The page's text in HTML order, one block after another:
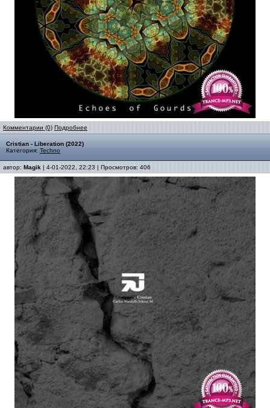
Комментарии (0) Подробнее
Cristian - Liberation (2022)
Категория: Techno
автор: Magik | 4-01-2022, 22:23 | Просмотров: 406